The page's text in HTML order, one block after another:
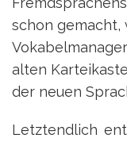
schon gemacht,
alten
der neuen
Letztendlich